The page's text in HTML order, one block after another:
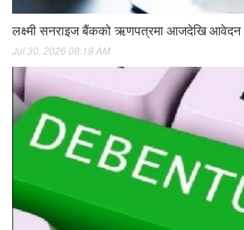
लक्ष्मी सनराइज बैंकको ऋणपत्रमा आजदेखि आवेदन
Jul 30, 2026 08:19 AM